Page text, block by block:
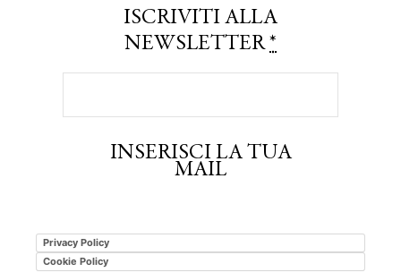
ISCRIVITI ALLA
NEWSLETTER*
INSERISCI LA TUA
MAIL
Privacy Policy
Cookie Policy